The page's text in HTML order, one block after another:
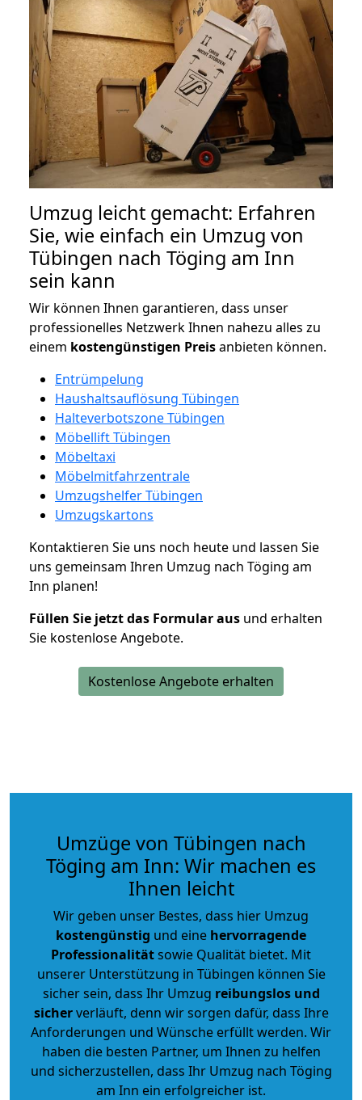
Umzug leicht gemacht: Erfahren
Sie, wie einfach ein Umzug von
Tübingen nach Töging am Inn
sein kann
Wir können Ihnen garantieren, dass unser
professionelles Netzwerk Ihnen nahezu alles zu
einem kostengünstigen Preisanbieten können.
Entrümpelung
Haushaltsauflösung Tübingen
Halteverbotszone Tübingen
Möbellift Tübingen
Möbeltaxi
Möbelmitfahrzentrale
Umzugshelfer Tübingen
Umzugskartons
Kontaktieren Sie uns noch heute und lassen Sie
uns gemeinsam Ihren Umzug nach Töging am
Inn planen!
Füllen Sie jetzt das Formular aus und erhalten
Sie kostenlose Angebote.
Kostenlose Angebote erhalten
Umzüge von Tübingen nach
Töging am Inn: Wir machen es
Ihnen leicht
Wir geben unser Bestes, dass hier Umzug
kostengünstig und eine hervorragende
Professionalitätsowie Qualität bietet. Mit
unserer Unterstützung in Tübingen können Sie
sicher sein, dass Ihr Umzug reibungslos und
sicherverläuft, denn wir sorgen dafür, dass Ihre
Anforderungen und Wünsche erfüllt werden. Wir
haben die besten Partner, um Ihnen zu helfen
und sicherzustellen, dass Ihr Umzug nach Töging
am Inn ein erfolgreicher ist.